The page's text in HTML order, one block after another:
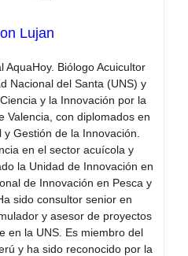
Lujan
AquaHoy. Biólogo Acuicultor
Nacional del Santa (UNS) y
y la Innovación por la
Valencia, con diplomados en
Gestión de la Innovación.
en el sector acuícola y
la Unidad de Innovación en
de Innovación en Pesca y
sido consultor senior en
y asesor de proyectos
en la UNS. Es miembro del
y ha sido reconocido por la